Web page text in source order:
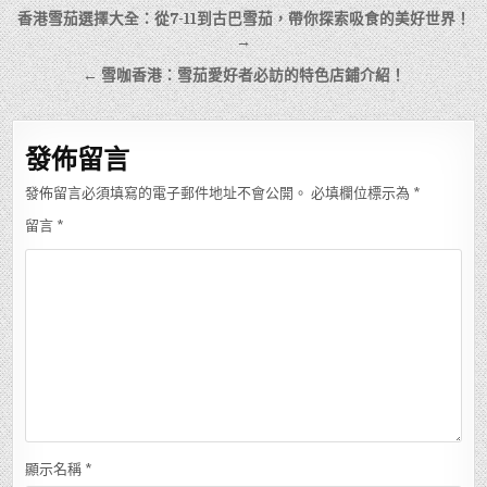
文
章
導
覽
香港雪茄選擇大全：從7-11到古巴雪茄，帶你探索吸食的美好世界！
→
← 雪咖香港：雪茄愛好者必訪的特色店鋪介紹！
發佈留言
發佈留言必須填寫的電子郵件地址不會公開。 必填欄位標示為 *
留言 *
顯示名稱 *